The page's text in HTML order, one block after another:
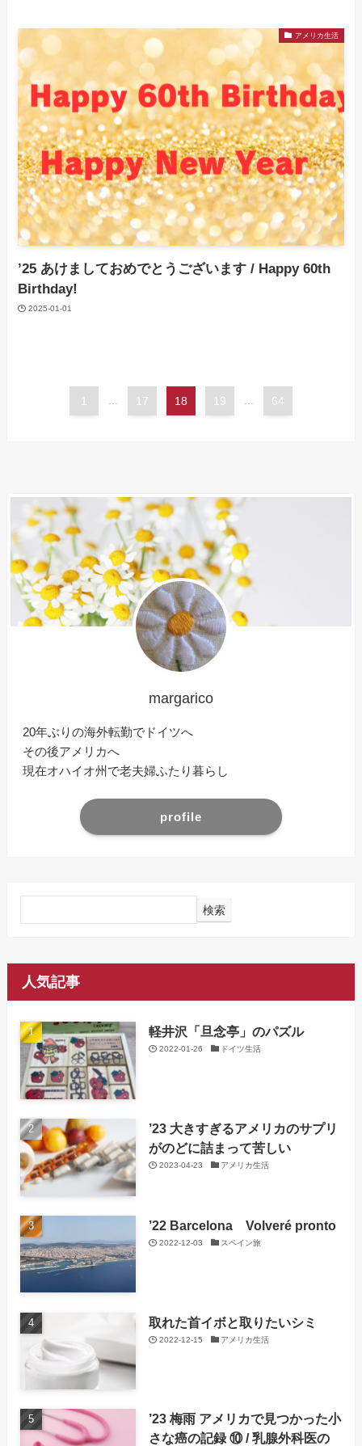
アメリカ生活
’25 あけましておめでとうございます / Happy 60th
Birthday!
2025-01-01
1 17 18 19 64
margarico
20年ぶりの海外転勤でドイツへ
その後アメリカへ
現在オハイオ州で老夫婦ふたり暮らし
profile
検索
人気記事
軽井沢「旦念亭」のパズル
2022-01-26 ドイツ生活
’23 大きすぎるアメリカのサプリ
がのどに詰まって苦しい
2023-04-23 アメリカ生活
’22 Barcelona Volveré pronto
2022-12-03 スペイン旅
取れた首イボと取りたいシミ
2022-12-15 アメリカ生活
’23 梅雨 アメリカで見つかった小
さな癌の記録 ⑩ / 乳腺外科医の